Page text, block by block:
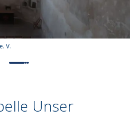
V.
Unser